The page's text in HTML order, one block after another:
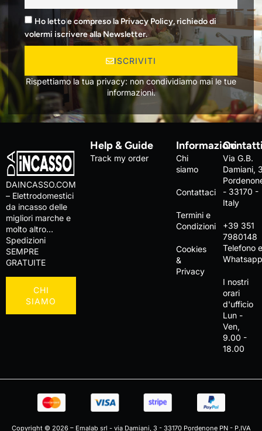
Ho letto e compreso la Privacy Policy, richiedo di
volermi iscrivere alla Newsletter.
ISCRIVITI
Rispettiamo la tua privacy: non condividiamo mai le tue
informazioni.
DAINCASSO.COM
– Elettrodomestici
da incasso delle
migliori marche e
molto altro…
Spedizioni
SEMPRE
GRATUITE
CHI
SIAMO
Help & Guide
Track my order
Informazioni
Chi
siamo
Contattaci
Termini e
Condizioni
Cookies
&
Privacy
Via G.B.
Damiani,
- 33170 -
Italy
+39 351
7980148
Telefono
I nostri
orari
d'ufficio
Lun -
Ven,
9.00 -
18.00
Copyright © 2026 – Emalab srl - via Damiani, 3 - 33170 Pordenone PN - P.IVA